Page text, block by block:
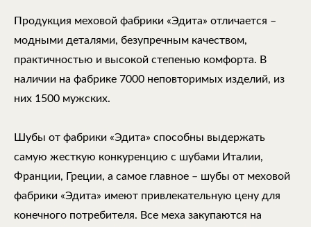
Продукция меховой фабрики «Эдита» отличается –
модными деталями, безупречным качеством,
практичностью и высокой степенью комфорта. В
наличии на фабрике 7000 неповторимых изделий, из
них 1500 мужских.
Шубы от фабрики «Эдита» способны выдержать
самую жесткую конкуренцию с шубами Италии,
Франции, Греции, а самое главное – шубы от меховой
фабрики «Эдита» имеют привлекательную цену для
конечного потребителя. Все меха закупаются на